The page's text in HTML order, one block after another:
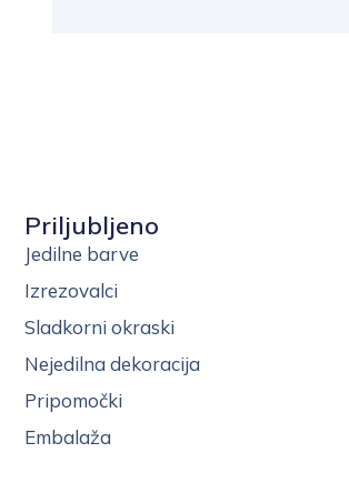
Priljubljeno
Jedilne barve
Izrezovalci
Sladkorni okraski
Nejedilna dekoracija
Pripomočki
Embalaža